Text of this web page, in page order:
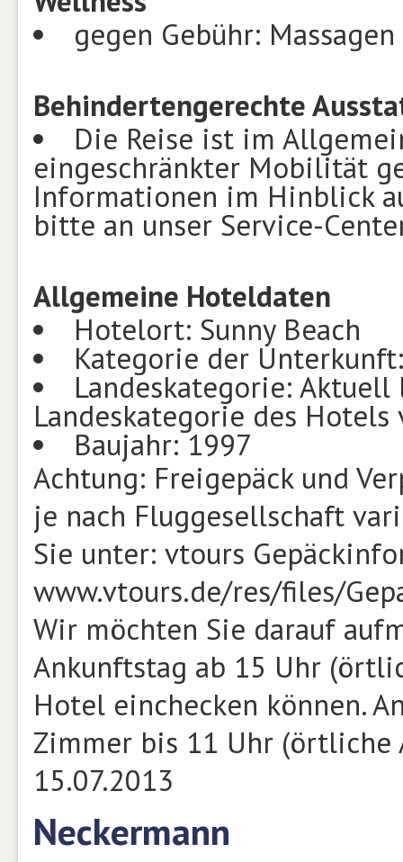
gegen Gebühr: Massagen
Behindertengerechte
Die Reise ist im
eingeschränkter Mobilität
Informationen im Hinblick
bitte an unser Service-
Allgemeine Hoteldaten
Hotelort: Sunny Beach
Kategorie der
Landeskategorie:
Landeskategorie des Hotels
Baujahr: 1997
Achtung: Freigepäck und
je nach Fluggesellschaft
Sie unter: vtours
www.vtours.de/res/files/
Wir möchten Sie darauf
Ankunftstag ab 15 Uhr
Hotel einchecken können.
Zimmer bis 11 Uhr (örtliche
15.07.2013
Neckermann